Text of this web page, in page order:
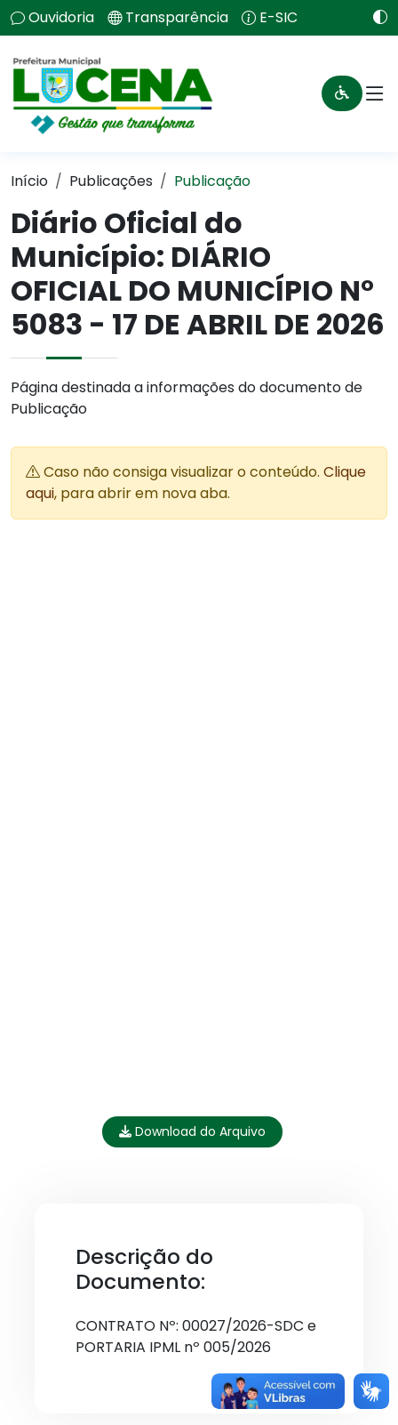
Ouvidoria Transparência E-SIC
Início Publicações Publicação
Diário Oficial do
Município: DIÁRIO
OFICIAL DO MUNICÍPIO N°
5083 - 17 DE ABRIL DE 2026
Página destinada a informações do documento de
Publicação
Caso não consiga visualizar o conteúdo. Clique
aqui, para abrir em nova aba.
Download do Arquivo
Descrição do
Documento:
CONTRATO Nº: 00027/2026-SDC e
PORTARIA IPML nº 005/2026